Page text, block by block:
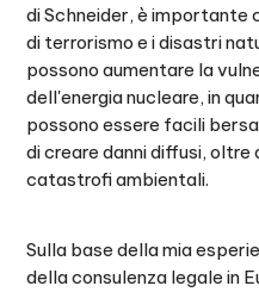
di Schneider, è importante
di terrorismo e i disastri
possono aumentare la
dell'energia nucleare, in
possono essere facili
di creare danni diffusi,
catastrofi ambientali.
Sulla base della mia
della consulenza legale in